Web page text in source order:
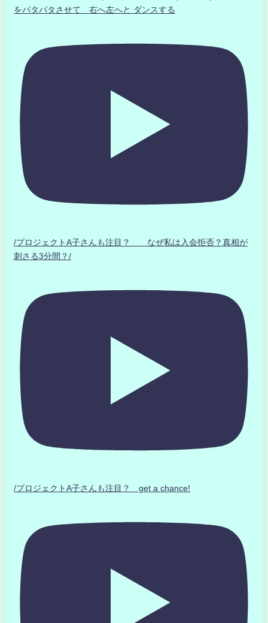
をパタパタさせて 右へ左へと ダンスする
/プロジェクトA子さんも注目？ なぜ私は入会拒否？真相が
刺さる3分間？/
/プロジェクトA子さんも注目？ get a chance!